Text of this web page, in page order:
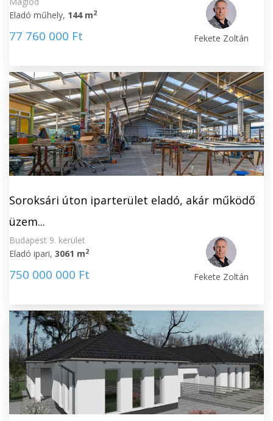
Eladó műhely, 144 m2
77 760 000 Ft Fekete Zoltán
Soroksári úton iparterület eladó, akár működő
üzem...
Budapest 9. kerület
Eladó ipari, 3061 m2
750 000 000 Ft Fekete Zoltán